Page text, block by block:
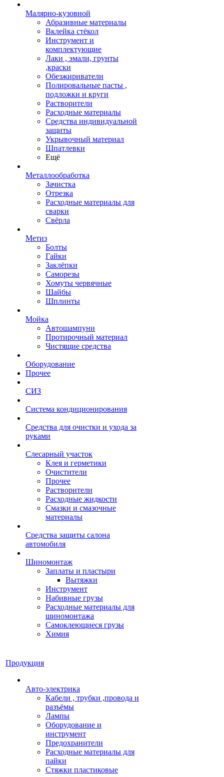
Малярно-кузовной
Абразивные материалы
Вклейка стёкол
Инструмент и
комплектующие
Лаки , эмали, грунты
,краски
Обезжириватели
Полировальные пасты ,
подложки и круги
Растворители
Расходные материалы
Средства индивидуальной
защиты
Укрывочный материал
Шпатлевки
Ещё
Металлообработка
Зачистка
Отрезка
Расходные материалы для
сварки
Свёрла
Метиз
Болты
Гайки
Заклёпки
Саморезы
Хомуты червячные
Шайбы
Шплинты
Мойка
Автошампуни
Протирочный материал
Чистящие средства
Оборудование
Прочее
СИЗ
Система кондиционирования
Средства для очистки и ухода за
руками
Слесарный участок
Клея и герметики
Очистители
Прочее
Растворители
Расходные жидкости
Смазки и смазочные
материалы
Средства защиты салона
автомобиля
Шиномонтаж
Заплаты и пластыри
Вытяжки
Инструмент
Набивные грузы
Расходные материалы для
шиномонтажа
Самоклеющиеся грузы
Химия
Продукция
Авто-электрика
Кабели , трубки ,провода и
разъёмы
Лампы
Оборудование и
инструмент
Предохранители
Расходные материалы для
пайки
Стяжки пластиковые